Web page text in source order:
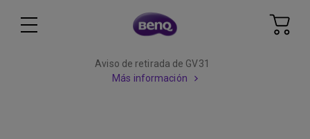
Aviso de retirada de GV31
Más información